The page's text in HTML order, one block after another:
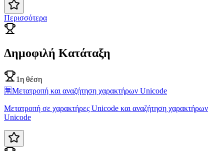
Περισσότερα
Δημοφιλή Κατάταξη
1η θέση
🈚Μετατροπή και αναζήτηση χαρακτήρων Unicode
Μετατροπή σε χαρακτήρες Unicode και αναζήτηση χαρακτήρων
Unicode